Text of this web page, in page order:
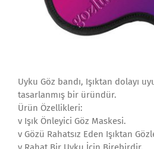
Uyku Göz bandı, Işıktan dolayı
tasarlanmış bir üründür.
Ürün Özellikleri:
v Işık Önleyici Göz Maskesi.
v Gözü Rahatsız Eden Işıktan